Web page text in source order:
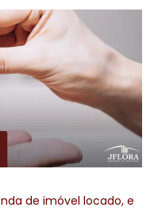
de imóvel locado, e